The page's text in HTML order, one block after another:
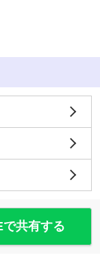
で共有する